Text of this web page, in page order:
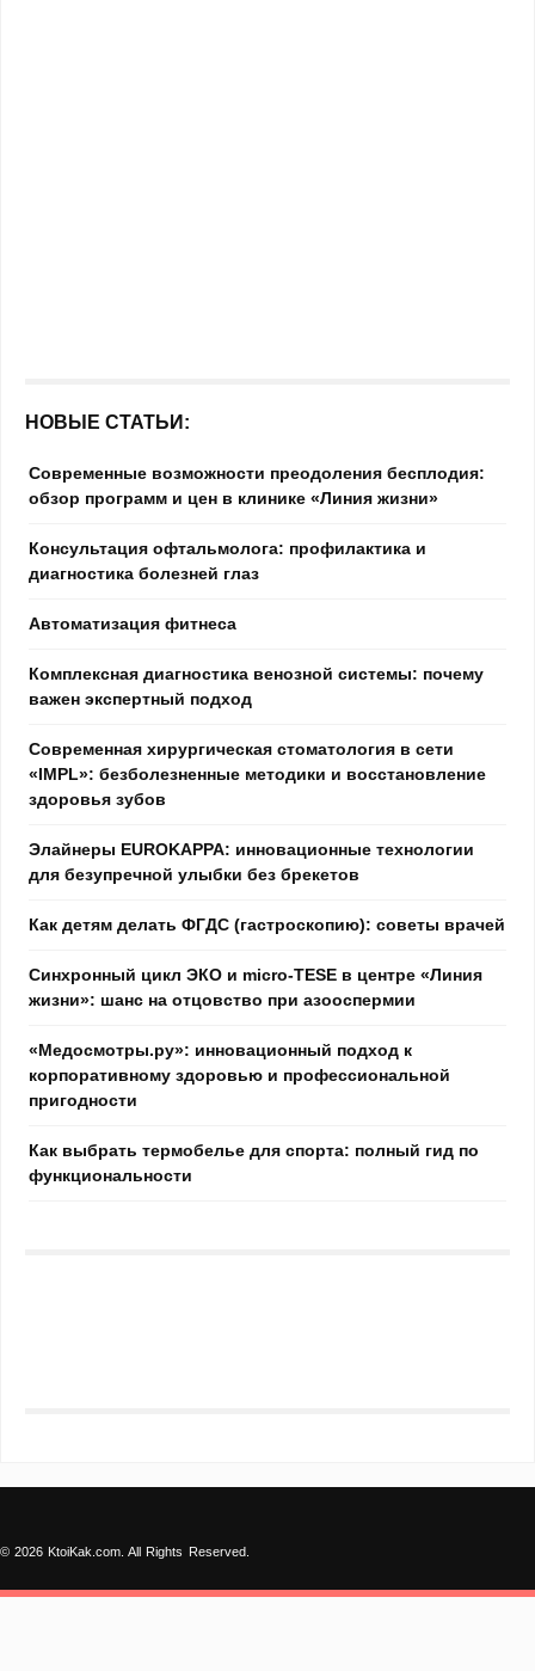
НОВЫЕ СТАТЬИ:
Современные возможности преодоления бесплодия:
обзор программ и цен в клинике «Линия жизни»
Консультация офтальмолога: профилактика и
диагностика болезней глаз
Автоматизация фитнеса
Комплексная диагностика венозной системы: почему
важен экспертный подход
Современная хирургическая стоматология в сети
«IMPL»: безболезненные методики и восстановление
здоровья зубов
Элайнеры EUROKAPPA: инновационные технологии
для безупречной улыбки без брекетов
Как детям делать ФГДС (гастроскопию): советы врачей
Синхронный цикл ЭКО и micro-TESE в центре «Линия
жизни»: шанс на отцовство при азооспермии
«Медосмотры.ру»: инновационный подход к
корпоративному здоровью и профессиональной
пригодности
Как выбрать термобелье для спорта: полный гид по
функциональности
© 2026 KtoiKak.com. All Rights Reserved.